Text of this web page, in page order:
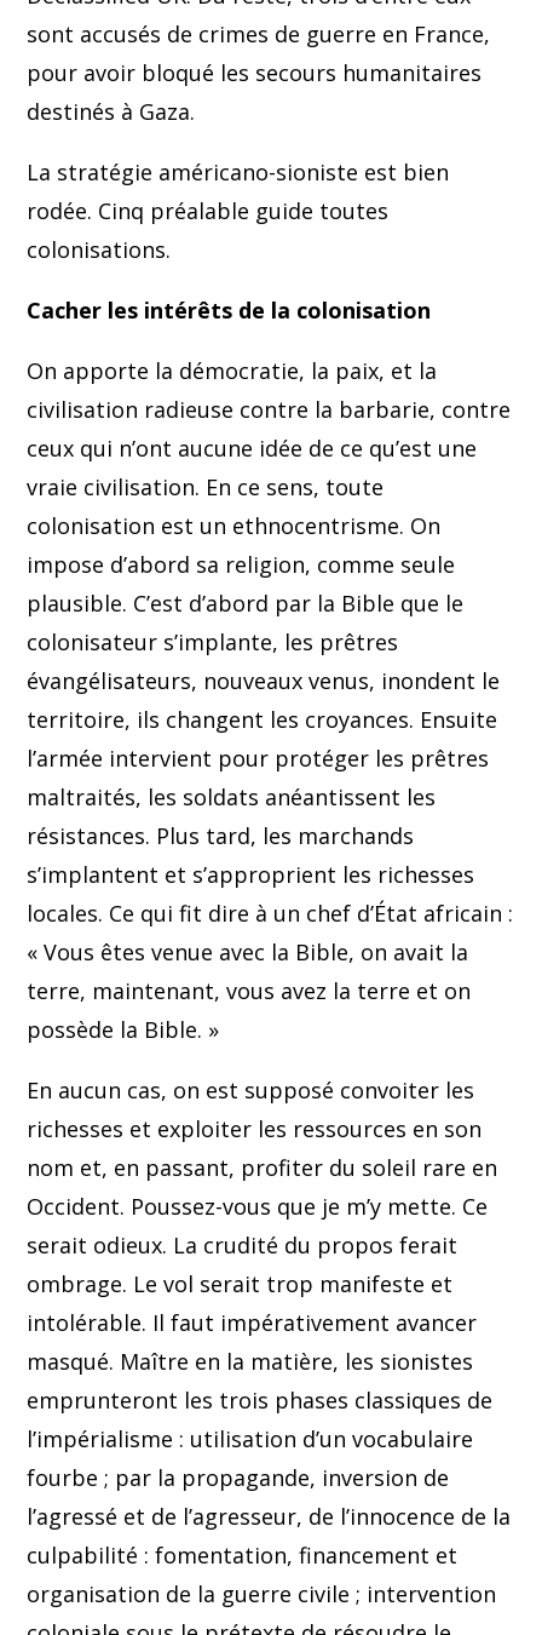
sont accusés de crimes de guerre en France,
pour avoir bloqué les secours humanitaires
destinés à Gaza.
La stratégie américano-sioniste est bien
rodée. Cinq préalable guide toutes
colonisations.
Cacher les intérêts de la colonisation
On apporte la démocratie, la paix, et la
civilisation radieuse contre la barbarie, contre
ceux qui n’ont aucune idée de ce qu’est une
vraie civilisation. En ce sens, toute
colonisation est un ethnocentrisme. On
impose d’abord sa religion, comme seule
plausible. C’est d’abord par la Bible que le
colonisateur s’implante, les prêtres
évangélisateurs, nouveaux venus, inondent le
territoire, ils changent les croyances. Ensuite
l’armée intervient pour protéger les prêtres
maltraités, les soldats anéantissent les
résistances. Plus tard, les marchands
s’implantent et s’approprient les richesses
locales. Ce qui fit dire à un chef d’État africain :
« Vous êtes venue avec la Bible, on avait la
terre, maintenant, vous avez la terre et on
possède la Bible. »
En aucun cas, on est supposé convoiter les
richesses et exploiter les ressources en son
nom et, en passant, profiter du soleil rare en
Occident. Poussez-vous que je m’y mette. Ce
serait odieux. La crudité du propos ferait
ombrage. Le vol serait trop manifeste et
intolérable. Il faut impérativement avancer
masqué. Maître en la matière, les sionistes
emprunteront les trois phases classiques de
l’impérialisme : utilisation d’un vocabulaire
fourbe ; par la propagande, inversion de
l’agressé et de l’agresseur, de l’innocence de la
culpabilité : fomentation, financement et
organisation de la guerre civile ; intervention